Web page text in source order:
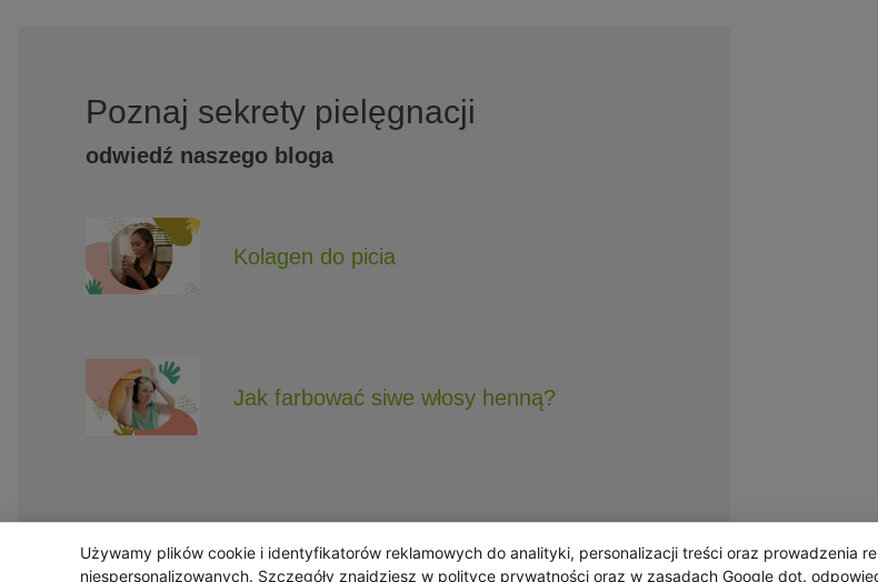
Poznaj sekrety pielęgnacji
odwiedź naszego bloga
Kolagen do picia
Jak farbować siwe włosy henną?
Obserwuj Triny, by nie ominęły Cię najlepsze promocje i informacje o nowościach.
Używamy plików cookie i identyfikatorów reklamowych do analityki, personalizacji treści oraz prowadzenia
niespersonalizowanych. Szczegóły znajdziesz w polityce prywatności oraz w zasadach Google dot.